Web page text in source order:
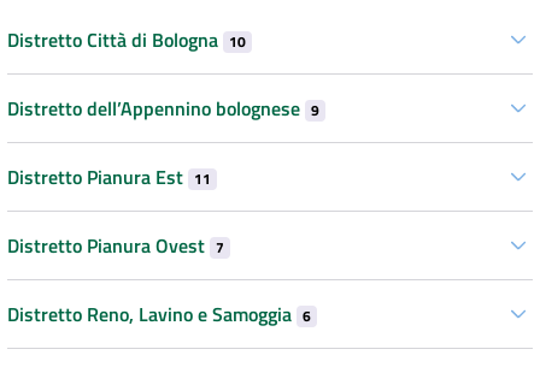
Distretto Città di Bologna 10
Distretto dell’Appennino bolognese 9
Distretto Pianura Est 11
Distretto Pianura Ovest 7
Distretto Reno, Lavino e Samoggia 6